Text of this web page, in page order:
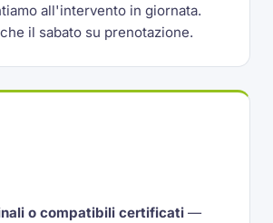
all'intervento in giornata.
il sabato su prenotazione.
o compatibili certificati —